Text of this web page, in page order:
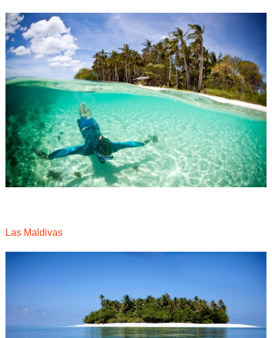
Las Maldivas